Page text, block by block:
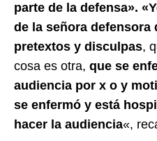
parte de la defensa».
de la señora defensora
pretextos y disculpas,
cosa es otra, que se
audiencia por x o y
se enfermó y está
hacer la audiencia«,